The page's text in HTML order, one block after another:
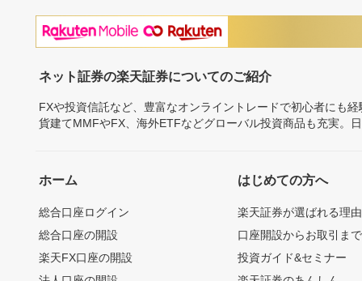
ネット証券の楽天証券についてのご紹介
FXや投資信託など、豊富なオンライントレードで初心者にも
貨建てMMFやFX、海外ETFなどグローバル投資商品も充実。
ホーム
総合口座ログイン
総合口座の開設
楽天FX口座の開設
はじめての方へ
楽天証券が選ばれる理由
口座開設からお取引ま
投資ガイド&セミナー